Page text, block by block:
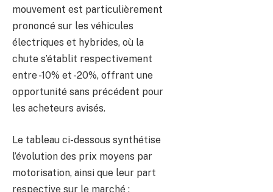
mouvement est particulièrement
prononcé sur les véhicules
électriques et hybrides, où la
chute s’établit respectivement
entre -10% et -20%, offrant une
opportunité sans précédent pour
les acheteurs avisés.
Le tableau ci-dessous synthétise
l’évolution des prix moyens par
motorisation, ainsi que leur part
respective sur le marché :